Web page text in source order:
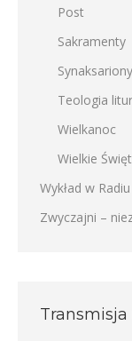
Post
Sakramenty
Synaksariony
Teologia
Wielkanoc
Wielkie
Wykład w
Zwyczajni –
Transmisja